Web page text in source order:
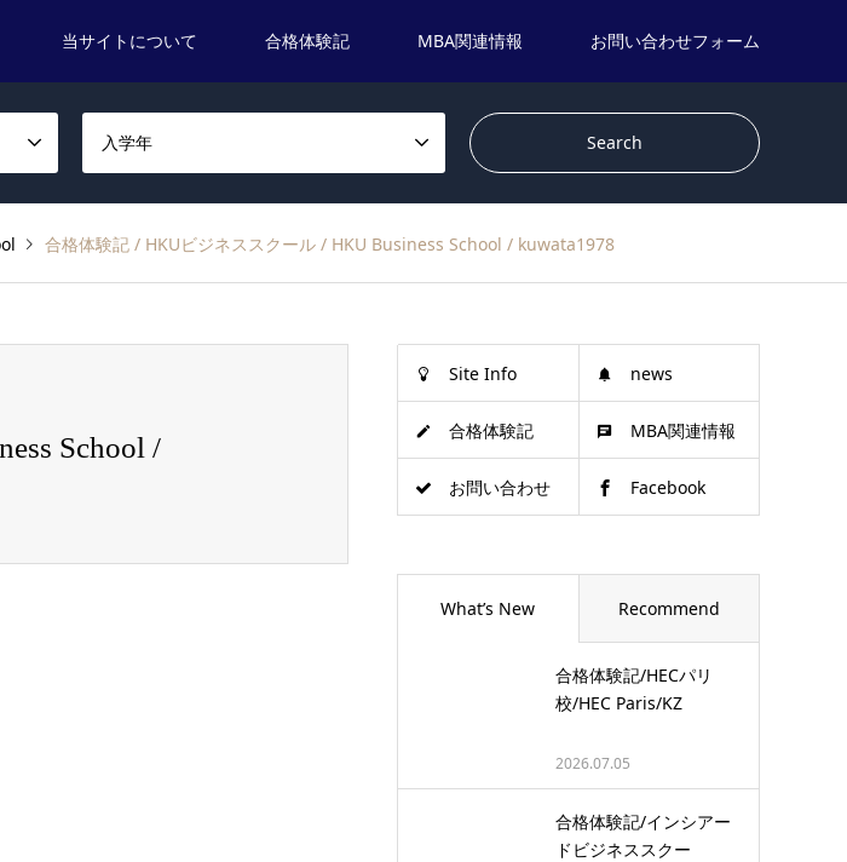
当サイトについて 合格体験記 MBA関連情報 お問い合わせフォーム
入学年
合格体験記 / HKUビジネススクール / HKU Business School / kuwata1978
School /
Site Info news
合格体験記 MBA関連情報
お問い合わせ Facebook
What’s New Recommend
合格体験記/HECパリ
校/HEC Paris/KZ
2026.07.05
合格体験記/インシアー
ドビジネススクー